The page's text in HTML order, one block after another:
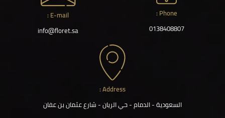
Phone :
0138408807
E-mail :
info@floret.sa
Address :
السعودية - الدمام - حي الريان - شارع عثمان بن عفان